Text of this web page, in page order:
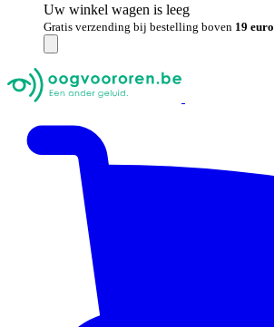
Uw winkel wagen is leeg
Gratis verzending bij bestelling boven 19 euro